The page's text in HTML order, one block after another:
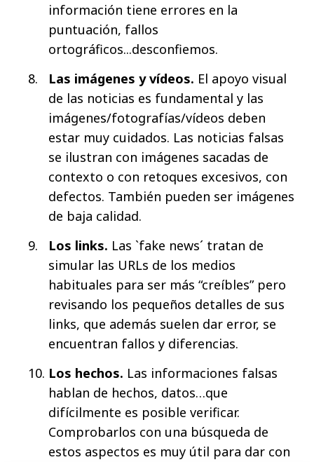
información tiene errores en la
puntuación, fallos
ortográficos...desconfiemos.
Las imágenes y vídeos. El apoyo visual
de las noticias es fundamental y las
imágenes/fotografías/vídeos deben
estar muy cuidados. Las noticias falsas
se ilustran con imágenes sacadas de
contexto o con retoques excesivos, con
defectos. También pueden ser imágenes
de baja calidad.
Los links. Las `fake news´ tratan de
simular las URLs de los medios
habituales para ser más “creíbles” pero
revisando los pequeños detalles de sus
links, que además suelen dar error, se
encuentran fallos y diferencias.
Los hechos. Las informaciones falsas
hablan de hechos, datos…que
difícilmente es posible verificar.
Comprobarlos con una búsqueda de
estos aspectos es muy útil para dar con